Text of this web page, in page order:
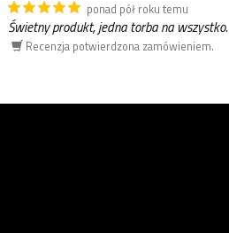
ponad pół roku temu
Świetny produkt, jedna torba na wszystko.
Recenzja potwierdzona zamówieniem.